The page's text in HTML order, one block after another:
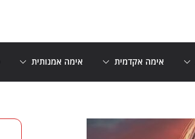
אימה אקדמית אימה אמנותית